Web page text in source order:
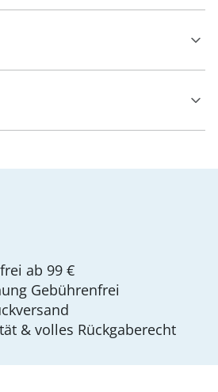
ab 99 €
Gebührenfrei
& volles Rückgaberecht